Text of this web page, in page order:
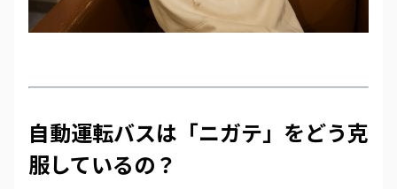
自動運転バスは「ニガテ」をどう克
服しているの？